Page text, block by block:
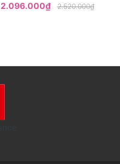
2.096.000₫
2.520.000₫